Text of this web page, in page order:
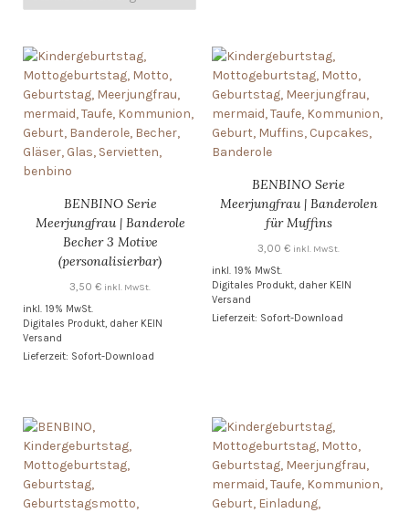
BENBINO Serie
Meerjungfrau | Banderole
Becher 3 Motive
(personalisierbar)
3,50€ inkl. MwSt.
inkl. 19% MwSt.
Digitales Produkt, daher KEIN
Versand
Lieferzeit: Sofort-Download
BENBINO Serie
Meerjungfrau | Banderolen
für Muffins
3,00€ inkl. MwSt.
inkl. 19% MwSt.
Digitales Produkt, daher KEIN
Versand
Lieferzeit: Sofort-Download